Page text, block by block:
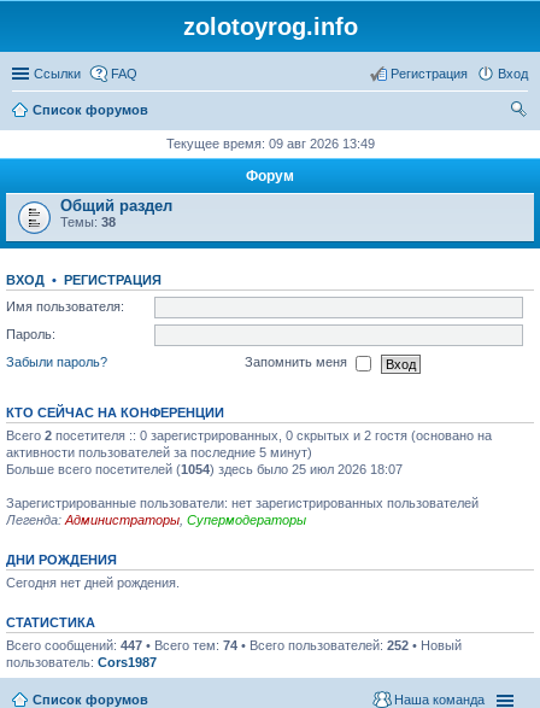
zolotoyrog.info
Ссылки FAQ Вход
Регистрация
Список форумов
Текущее время: 09 авг 2026 13:49
Форум
Общий раздел
Темы: 38
ВХОД • РЕГИСТРАЦИЯ
Имя пользователя:
Пароль:
Забыли пароль?
Запомнить меня
КТО СЕЙЧАС НА КОНФЕРЕНЦИИ
Всего 2 посетителя :: 0 зарегистрированных, 0 скрытых и 2 гостя (основано на
активности пользователей за последние 5 минут)
Больше всего посетителей (1054) здесь было 25 июл 2026 18:07
Зарегистрированные пользователи: нет зарегистрированных пользователей
Легенда: Администраторы Супермодераторы
ДНИ РОЖДЕНИЯ
Сегодня нет дней рождения.
СТАТИСТИКА
Всего сообщений: 447 • Всего тем: 74 • Всего пользователей: 252 • Новый
пользователь: Cors1987
Список форумов Наша команда